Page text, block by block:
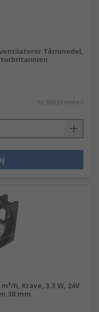
ventilatorer Tårnmodel,
Kr. 363,61/enhed
h, Krave, 3.3 W, 24V
38 mm